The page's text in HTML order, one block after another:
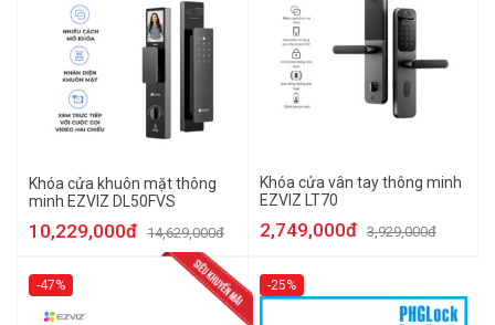
Khóa cửa khuôn mặt thông
minh EZVIZ DL50FVS
10,229,000đ 14,629,000đ
Khóa cửa vân tay thông minh
EZVIZ LT70
2,749,000đ 3,929,000đ
-47% -25%